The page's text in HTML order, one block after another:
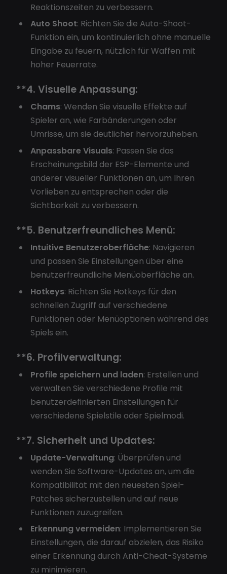
Reaktionszeiten zu verbessern.
Auto Shoot: Richten Sie die Auto-Shoot-
Funktion ein, um kontinuierlich ohne manuelle
Eingabe zu feuern, nützlich für Waffen mit
hoher Feuerrate.
**4. Visuelle Anpassung:
Chams: Wenden Sie visuelle Effekte auf
Spieler an, wie Farbänderungen oder
Umrisse, um sie deutlicher hervorzuheben.
Anpassbare Visuals: Passen Sie das
Erscheinungsbild der ESP-Elemente und
anderer visueller Funktionen an, um Ihren
Vorlieben zu entsprechen oder die
Sichtbarkeit zu verbessern.
**5. Benutzerfreundliches Menü:
Intuitive Benutzeroberfläche: Navigieren
und passen Sie Einstellungen über eine
benutzerfreundliche Menüoberfläche an.
Hotkeys: Richten Sie Hotkeys für den
schnellen Zugriff auf verschiedene
Funktionen oder Menüoptionen während des
Spiels ein.
**6. Profilverwaltung:
Profile speichern und laden: Erstellen und
verwalten Sie verschiedene Profile mit
benutzerdefinierten Einstellungen für
verschiedene Spielstile oder Spielmodi.
**7. Sicherheit und Updates:
Update-Verwaltung: Überprüfen und
wenden Sie Software-Updates an, um die
Kompatibilität mit den neuesten Spiel-
Patches sicherzustellen und auf neue
Funktionen zuzugreifen.
Erkennung vermeiden: Implementieren Sie
Einstellungen, die darauf abzielen, das Risiko
einer Erkennung durch Anti-Cheat-Systeme
zu minimieren.